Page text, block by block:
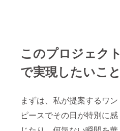
このプロジェクト
で実現したいこと
まずは、私が提案するワン
ピースでその日が特別に感